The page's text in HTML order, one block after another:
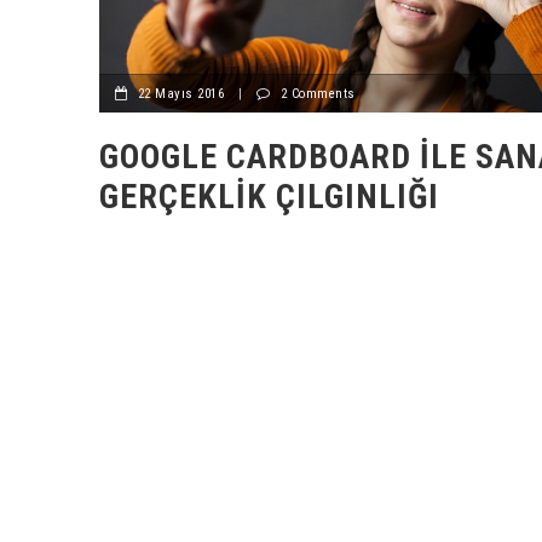
22 Mayıs 2016 | 2 Comments
GOOGLE CARDBOARD İLE
GERÇEKLIK ÇILGINLIĞI